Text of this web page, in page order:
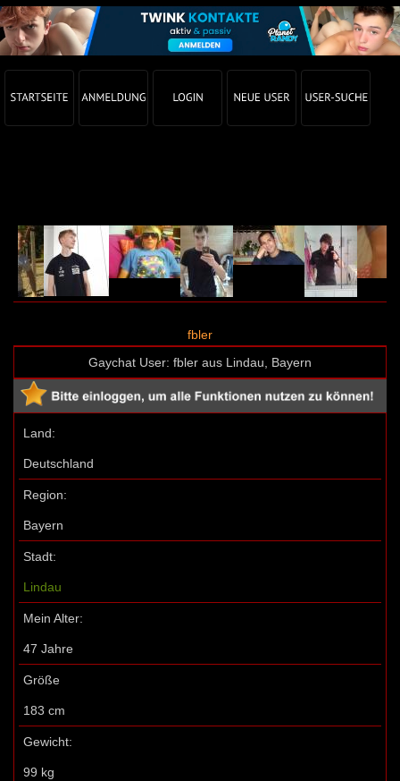
fbler
Gaychat User: fbler aus Lindau, Bayern
Land:
Deutschland
Region:
Bayern
Stadt:
Lindau
Mein Alter:
47 Jahre
Größe
183 cm
Gewicht:
99 kg